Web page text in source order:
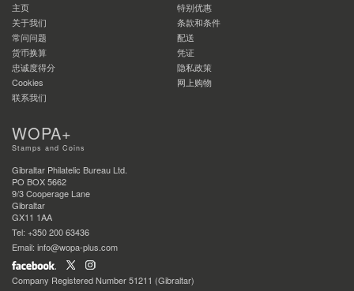
主页
特别优惠
关于我们
条款和条件
常问问题
配送
货币换算
凭证
忠诚度得分
隐私政策
Cookies
网上购物
联系我们
WOPA+
Stamps and Coins
Gibraltar Philatelic Bureau Ltd.
PO BOX 5662
9/3 Cooperage Lane
Gibraltar
GX11 1AA
Tel: +350 200 63436
Email: info@wopa-plus.com
Company Registered Number 51211 (Gibraltar)